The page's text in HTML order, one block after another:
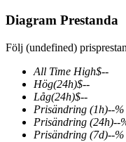
COIN-M Futures
Futures för
Diagram Prestanda
Följ (undefined)
All Time High$--
Hög(24h)$--
Låg(24h)$--
Prisändring (1h)--%
Prisändring (24h)--
Prisändring (7d)--%